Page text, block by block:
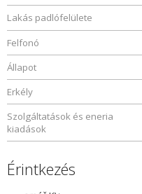
Lakás padlófelülete
Felfonó
Állapot
Erkély
Szolgáltatások és eneria
kiadások
Érintkezés